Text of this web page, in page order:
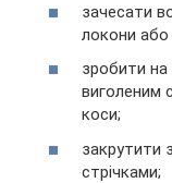
зачесати
локони або
зробити на
виголеним
коси;
закрутити
стрічками;